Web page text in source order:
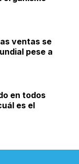
ventas se
pese a
en todos
es el